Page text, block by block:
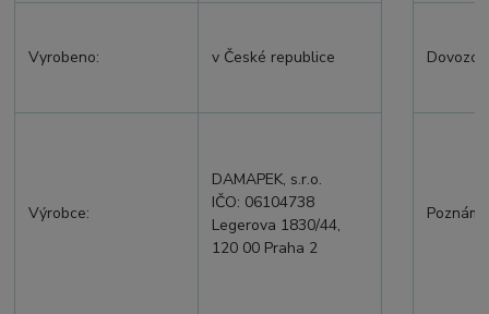
Vyrobeno: v České republice
Výrobce:
DAMAPEK, s.r.o.
IČO: 06104738
Legerova 1830/44,
120 00 Praha 2